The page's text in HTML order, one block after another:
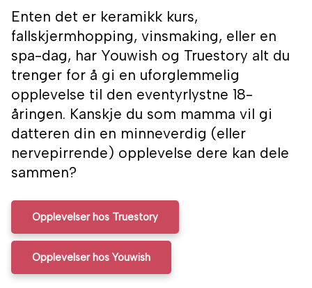
Enten det er keramikk kurs,
fallskjermhopping, vinsmaking, eller en
spa-dag, har Youwish og Truestory alt du
trenger for å gi en uforglemmelig
opplevelse til den eventyrlystne 18-
åringen. Kanskje du som mamma vil gi
datteren din en minneverdig (eller
nervepirrende) opplevelse dere kan dele
sammen?
Opplevelser hos Truestory
Opplevelser hos Youwish